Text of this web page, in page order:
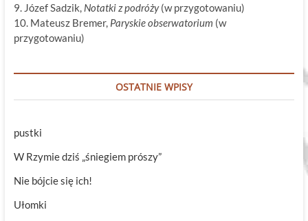
9. Józef Sadzik, Notatki z podróży(w przygotowaniu)
10. Mateusz Bremer, Paryskie obserwatorium (w
przygotowaniu)
OSTATNIE WPISY
pustki
W Rzymie dziś „śniegiem prószy”
Nie bójcie się ich!
Ułomki